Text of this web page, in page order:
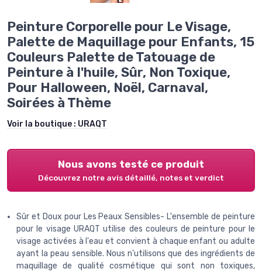
Peinture Corporelle pour Le Visage,
Palette de Maquillage pour Enfants, 15
Couleurs Palette de Tatouage de
Peinture à I'huile, Sûr, Non Toxique,
Pour Halloween, Noël, Carnaval,
Soirées à Thème
Voir la boutique : URAQT
Nous avons testé ce produit
Découvrez notre avis détaillé, notes et verdict
Sûr et Doux pour Les Peaux Sensibles- L'ensemble de peinture
pour le visage URAQT utilise des couleurs de peinture pour le
visage activées à l'eau et convient à chaque enfant ou adulte
ayant la peau sensible. Nous n'utilisons que des ingrédients de
maquillage de qualité cosmétique qui sont non toxiques,